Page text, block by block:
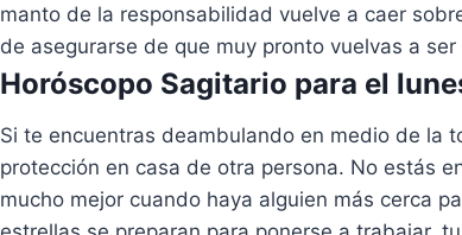
manto de la responsabilidad vuelve a caer
de asegurarse de que muy pronto vuelvas a
Horóscopo Sagitario para el
Si te encuentras deambulando en medio de la
protección en casa de otra persona. No estás
mucho mejor cuando haya alguien más cerca